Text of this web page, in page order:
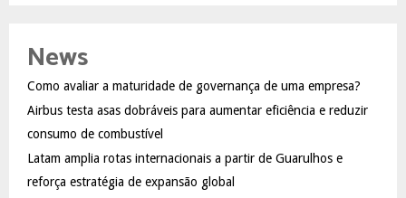
h
o
r
:
R
News
Como avaliar a maturidade de governança de uma empresa?
Airbus testa asas dobráveis para aumentar eficiência e reduzir
consumo de combustível
Latam amplia rotas internacionais a partir de Guarulhos e
reforça estratégia de expansão global